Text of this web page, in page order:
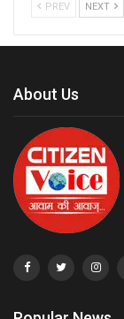
PREV NEXT
About Us